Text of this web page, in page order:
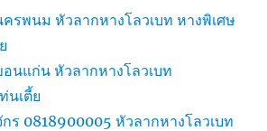
ครพนม หัวลากหางโลวเบท หางพิเศษ
อนแก่น หัวลากหางโลวเบท
นเตี้ย
ร 0818900005 หัวลากหางโลวเบท